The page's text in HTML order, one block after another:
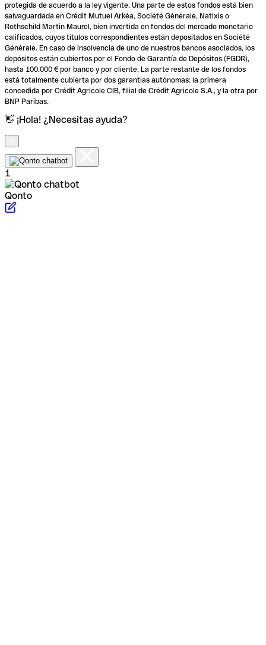
protegida de acuerdo a la ley vigente. Una parte de estos fondos está bien
salvaguardada en Crédit Mutuel Arkéa, Société Générale, Natixis o
Rothschild Martin Maurel, bien invertida en fondos del mercado monetario
calificados, cuyos títulos correspondientes están depositados en Société
Générale. En caso de insolvencia de uno de nuestros bancos asociados, los
depósitos están cubiertos por el Fondo de Garantía de Depósitos (FGDR),
hasta 100.000 € por banco y por cliente. La parte restante de los fondos
está totalmente cubierta por dos garantías autónomas: la primera
concedida por Crédit Agricole CIB, filial de Crédit Agricole S.A., y la otra por
BNP Paribas.
👋 ¡Hola! ¿Necesitas ayuda?
1
Qonto